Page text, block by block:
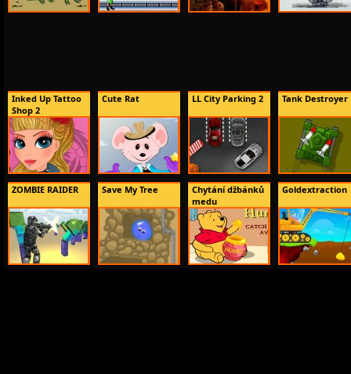
Inked Up Tattoo
Shop 2
Cute Rat LL City Parking 2 Tank Destroyer
ZOMBIE RAIDER Save My Tree
Chytání džbánků
medu
Goldextraction